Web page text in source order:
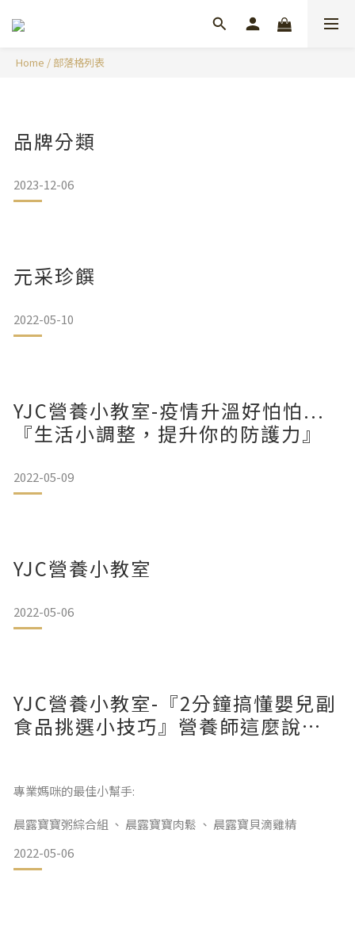
Home / 部落格列表
品牌分類
2023-12-06
元采珍饌
2022-05-10
YJC營養小教室-疫情升溫好怕怕...
『生活小調整，提升你的防護力』
2022-05-09
YJC營養小教室
2022-05-06
YJC營養小教室-『2分鐘搞懂嬰兒副
食品挑選小技巧』營養師這麼說…
專業媽咪的最佳小幫手:
晨露寶寶粥綜合組 、 晨露寶寶肉鬆 、 晨露寶貝滴雞精
2022-05-06